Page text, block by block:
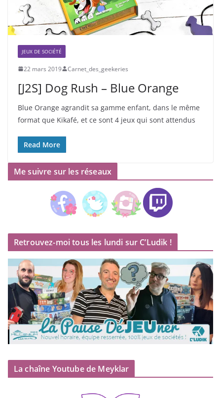
JEUX DE SOCIÉTÉ
22 mars 2019 Carnet_des_geekeries
[J2S] Dog Rush – Blue Orange
Blue Orange agrandit sa gamme enfant, dans le même
format que Kikafé, et ce sont 4 jeux qui sont attendus
Read More
Me suivre sur les réseaux
Retrouvez-moi tous les lundi sur C’Ludik !
La chaîne Youtube de Meyklar